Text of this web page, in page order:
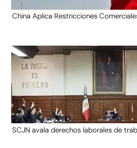
China Aplica Restricciones
SCJN avala derechos laborales de